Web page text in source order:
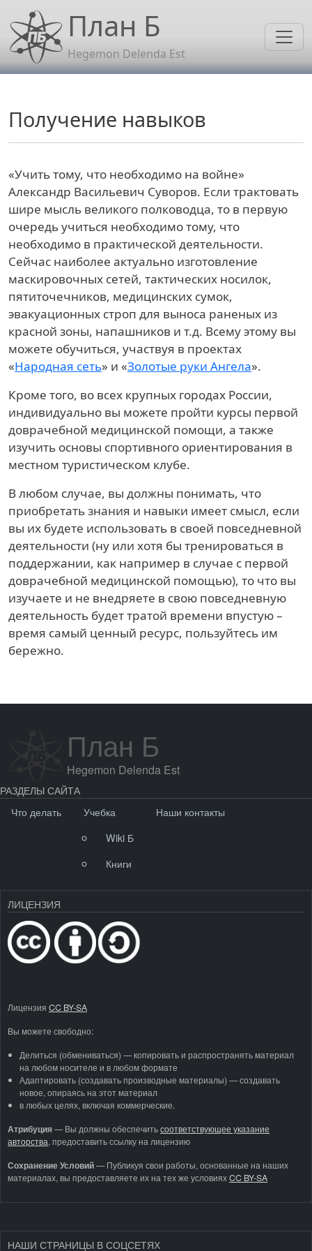
Перейти к основному содержанию
План Б
Hegemon Delenda Est
Получение навыков
«Учить тому, что необходимо на войне»
Александр Васильевич Суворов. Если трактовать
шире мысль великого полководца, то в первую
очередь учиться необходимо тому, что
необходимо в практической деятельности.
Сейчас наиболее актуально изготовление
маскировочных сетей, тактических носилок,
пятиточечников, медицинских сумок,
эвакуационных строп для выноса раненых из
красной зоны, напашников и т.д. Всему этому вы
можете обучиться, участвуя в проектах
«Народная сеть» и «Золотые руки Ангела».
Кроме того, во всех крупных городах России,
индивидуально вы можете пройти курсы первой
доврачебной медицинской помощи, а также
изучить основы спортивного ориентирования в
местном туристическом клубе.
В любом случае, вы должны понимать, что
приобретать знания и навыки имеет смысл, если
вы их будете использовать в своей повседневной
деятельности (ну или хотя бы тренироваться в
поддержании, как например в случае с первой
доврачебной медицинской помощью), то что вы
изучаете и не внедряете в свою повседневную
деятельность будет тратой времени впустую –
время самый ценный ресурс, пользуйтесь им
бережно.
План Б
Hegemon Delenda Est
РАЗДЕЛЫ САЙТА
Что делать
Учебка
Wiki Б
Книги
Наши контакты
ЛИЦЕНЗИЯ
Лицензия CC BY-SA
Вы можете свободно:
Делиться (обмениваться) — копировать и распространять материал
на любом носителе и в любом формате
Адаптировать (создавать производные материалы) — создавать
новое, опираясь на этот материал
в любых целях, включая коммерческие.
Атрибуция—Вы должны обеспечитьсоответствующее указание
авторства, предоставить ссылку на лицензию
Сохранение Условий— Публикуя свои работы, основанные на наших
материалах, вы предоставляете их на тех же условияхCC BY-SA
НАШИ СТРАНИЦЫ В СОЦСЕТЯХ